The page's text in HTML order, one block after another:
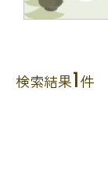
検索結果1件